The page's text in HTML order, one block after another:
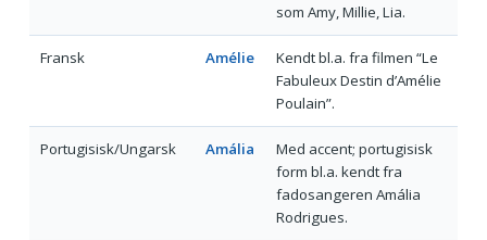
som Amy, Millie, Lia.
Fransk Amélie
Kendt bl.a. fra filmen “Le
Fabuleux Destin d’Amélie
Poulain”.
Portugisisk/Ungarsk Amália
Med accent; portugisisk
form bl.a. kendt fra
fadosangeren Amália
Rodrigues.